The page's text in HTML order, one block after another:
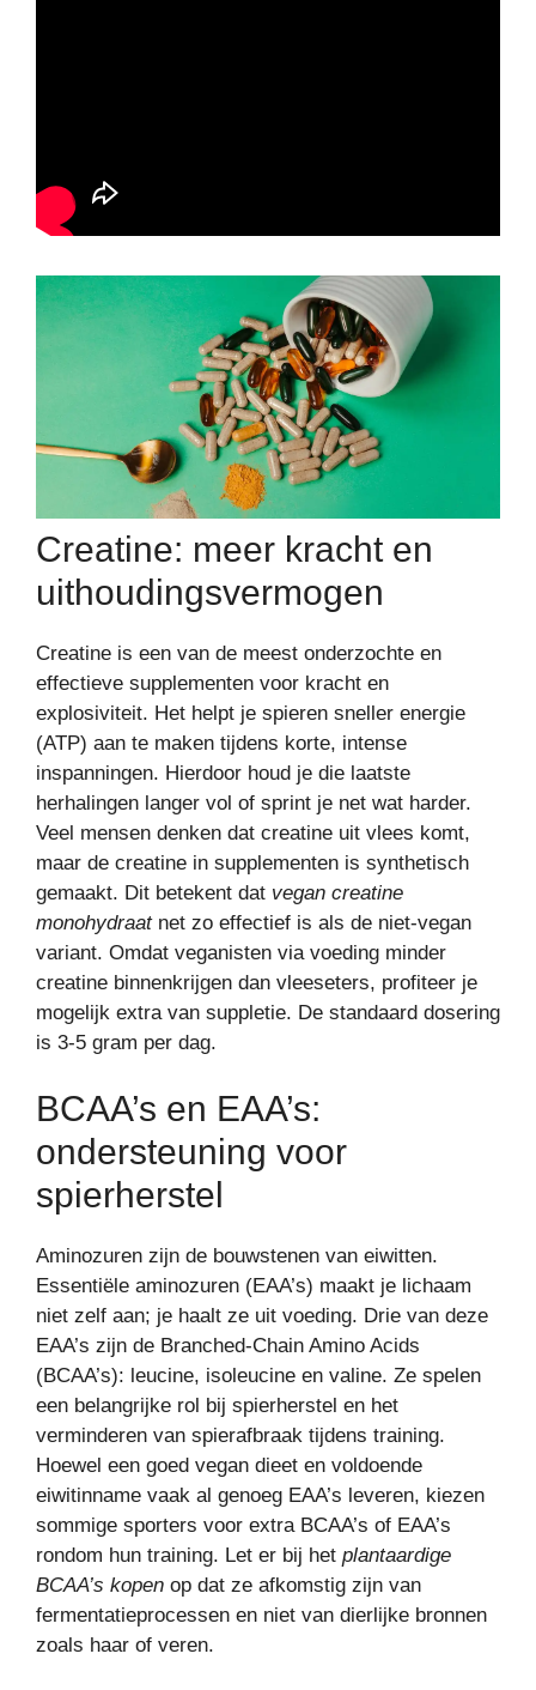
Creatine: meer kracht en
uithoudingsvermogen
Creatine is een van de meest onderzochte en
effectieve supplementen voor kracht en
explosiviteit. Het helpt je spieren sneller energie
(ATP) aan te maken tijdens korte, intense
inspanningen. Hierdoor houd je die laatste
herhalingen langer vol of sprint je net wat harder.
Veel mensen denken dat creatine uit vlees komt,
maar de creatine in supplementen is synthetisch
gemaakt. Dit betekent dat vegan creatine
monohydraatnet zo effectief is als de niet-vegan
variant. Omdat veganisten via voeding minder
creatine binnenkrijgen dan vleeseters, profiteer je
mogelijk extra van suppletie. De standaard dosering
is 3-5 gram per dag.
BCAA’s en EAA’s:
ondersteuning voor
spierherstel
Aminozuren zijn de bouwstenen van eiwitten.
Essentiële aminozuren (EAA’s) maakt je lichaam
niet zelf aan; je haalt ze uit voeding. Drie van deze
EAA’s zijn de Branched-Chain Amino Acids
(BCAA’s): leucine, isoleucine en valine. Ze spelen
een belangrijke rol bij spierherstel en het
verminderen van spierafbraak tijdens training.
Hoewel een goed vegan dieet en voldoende
eiwitinname vaak al genoeg EAA’s leveren, kiezen
sommige sporters voor extra BCAA’s of EAA’s
rondom hun training. Let er bij het plantaardige
BCAA’s kopen op dat ze afkomstig zijn van
fermentatieprocessen en niet van dierlijke bronnen
zoals haar of veren.